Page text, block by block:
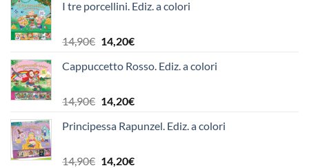
I tre porcellini. Ediz. a colori
14,90€ Il
originale
14,90€.
14,20€Il
attuale
14,20€.
Cappuccetto Rosso. Ediz. a colori
14,90€ Il
originale
14,90€.
14,20€Il
attuale
14,20€.
Principessa Rapunzel. Ediz. a colori
14,90€ Il
14,20€Il